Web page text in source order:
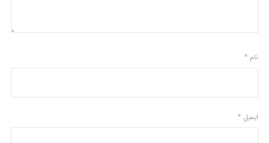
نام *
ایمیل *